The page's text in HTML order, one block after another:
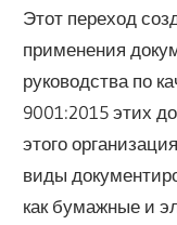
Этот переход
применения
руководства по
9001:2015 этих
этого
виды
как бумажные и